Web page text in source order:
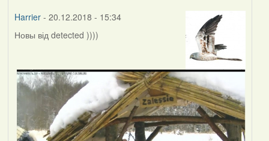
Harrier- 20.12.2018 - 15:34
Новы від detected ))))